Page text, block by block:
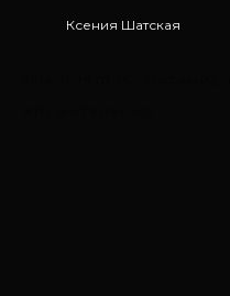
Ксения Шатская